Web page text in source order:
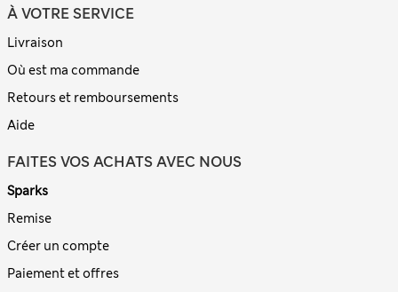
À VOTRE SERVICE
Livraison
Où est ma commande
Retours et remboursements
Aide
FAITES VOS ACHATS AVEC NOUS
Sparks
Remise
Créer un compte
Paiement et offres